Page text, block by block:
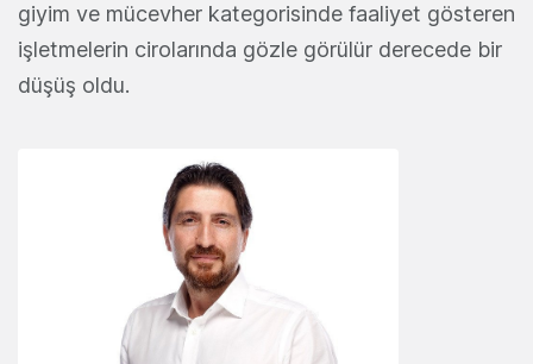
giyim ve mücevher kategorisinde faaliyet gösteren
işletmelerin cirolarında gözle görülür derecede bir
düşüş oldu.